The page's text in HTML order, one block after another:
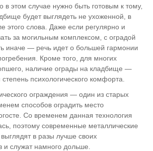
в этом случае нужно быть готовым к тому,
будет выглядеть не ухоженной, в
этого слова. Даже если регулярно и
за могильным комплексом, с оградой
иначе — речь идет о большей гармонии
Кроме того, для многих
наличие ограды на кладбище —
психологического комфорта.
ограждения — один из старых
способов оградить место
Со временем данная технология
поэтому современные металлические
в разы лучше своих
и служат намного дольше.